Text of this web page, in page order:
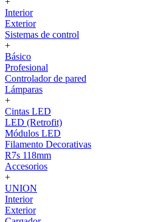
Interior
Exterior
Sistemas de control
+
Básico
Profesional
Controlador de pared
Lámparas
+
Cintas LED
LED (Retrofit)
Módulos LED
Filamento Decorativas
R7s 118mm
Accesorios
+
UNION
Interior
Exterior